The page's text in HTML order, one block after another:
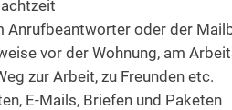
Anrufbeantworter oder der
vor der Wohnung, am
zur Arbeit, zu Freunden etc.
E-Mails, Briefen und Paketen